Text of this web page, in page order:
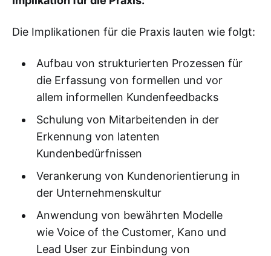
Die Implikationen für die Praxis lauten wie folgt:
Aufbau von strukturierten Prozessen für
die Erfassung von formellen und vor
allem informellen Kundenfeedbacks
Schulung von Mitarbeitenden in der
Erkennung von latenten
Kundenbedürfnissen
Verankerung von Kundenorientierung in
der Unternehmenskultur
Anwendung von bewährten Modelle
wie Voice of the Customer, Kano und
Lead User zur Einbindung von